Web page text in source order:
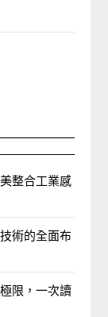
整合工業感
術的全面布
限，一次讀